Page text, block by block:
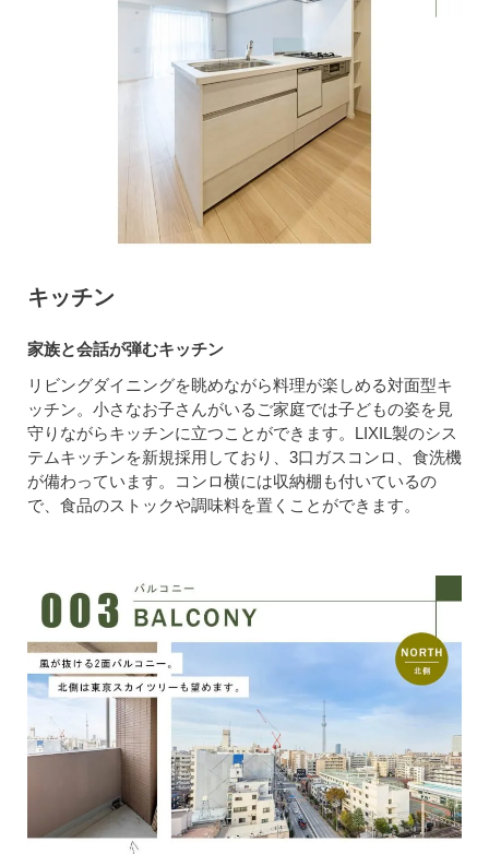
キッチン
家族と会話が弾むキッチン
リビングダイニングを眺めながら料理が楽しめる対面型キ
ッチン。小さなお子さんがいるご家庭では子どもの姿を見
守りながらキッチンに立つことができます。LIXIL製のシス
テムキッチンを新規採用しており、3口ガスコンロ、食洗機
が備わっています。コンロ横には収納棚も付いているの
で、食品のストックや調味料を置くことができます。